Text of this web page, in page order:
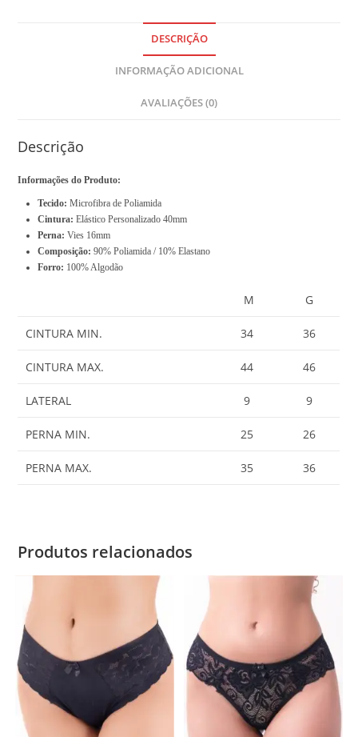
R
$
DESCRIÇÃO
INFORMAÇÃO ADICIONAL
AVALIAÇÕES (0)
Descrição
Informações do Produto:
Tecido: Microfibra de Poliamida
Cintura: Elástico Personalizado 40mm
Perna:Vies 16mm
Composição: 90% Poliamida / 10% Elastano
Forro: 100% Algodão
M G
CINTURA MIN. 34 36
CINTURA MAX. 44 46
LATERAL 9 9
PERNA MIN. 25 26
PERNA MAX. 35 36
Produtos relacionados